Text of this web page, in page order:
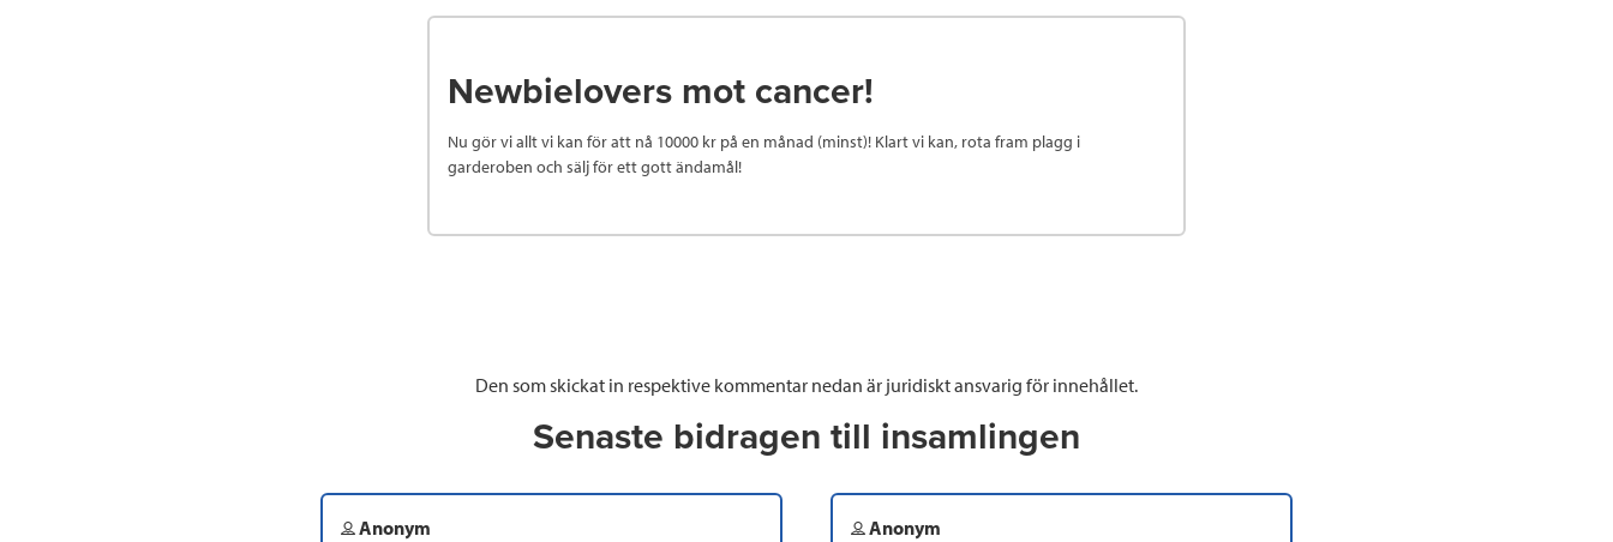
Newbielovers mot cancer!
Nu gör vi allt vi kan för att nå 10000 kr på en månad (minst)! Klart vi kan, rota fram plagg i
garderoben och sälj för ett gott ändamål!
Den som skickat in respektive kommentar nedan är juridiskt ansvarig för innehållet.
Senaste bidragen till insamlingen
Anonym
Anonym